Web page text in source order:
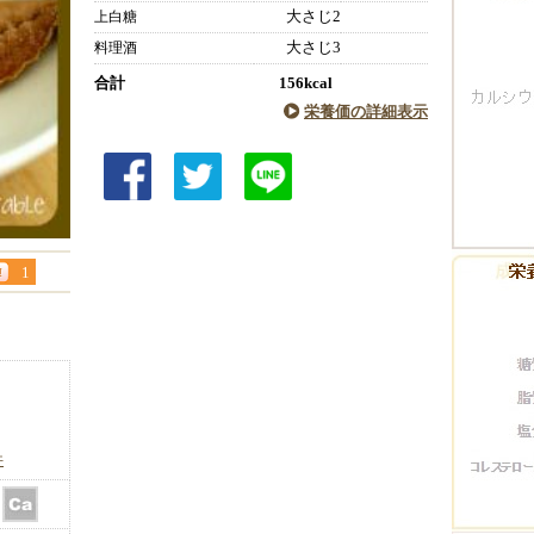
1
上白糖 大さじ2
料理酒 大さじ3
合計
156kcal
栄養価の詳細表示